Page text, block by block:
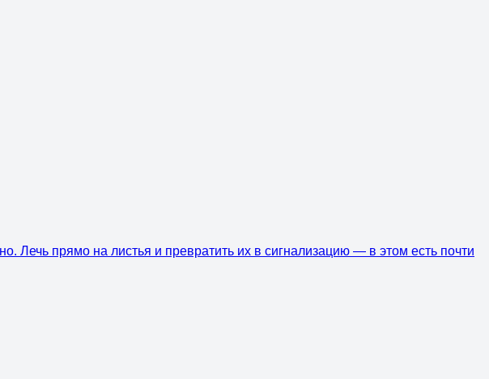
Лечь прямо на листья и превратить их в сигнализацию — в этом есть почти